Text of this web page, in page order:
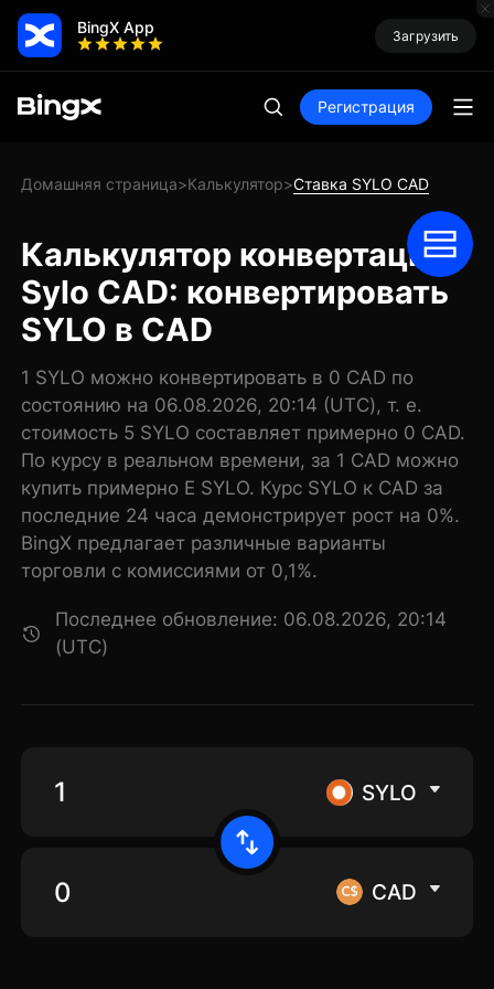
BingX App Загрузить
Регистрация
Домашняя страница>Калькулятор>Ставка SYLO CAD
Калькулятор конвертации
Sylo CAD: конвертировать
SYLO в CAD
1 SYLO можно конвертировать в 0 CAD по
состоянию на 06.08.2026, 20:14 (UTC), т. е.
стоимость 5 SYLO составляет примерно 0 CAD.
По курсу в реальном времени, за 1 CAD можно
купить примерно E SYLO. Курс SYLO к CAD за
последние 24 часа демонстрирует рост на 0%.
BingX предлагает различные варианты
торговли с комиссиями от 0,1%.
Последнее обновление: 06.08.2026, 20:14
(UTC)
SYLO
CAD